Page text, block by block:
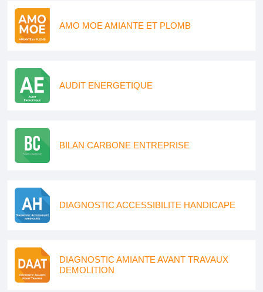
AMO MOE AMIANTE ET PLOMB
AUDIT ENERGETIQUE
BILAN CARBONE ENTREPRISE
DIAGNOSTIC ACCESSIBILITE HANDICAPE
DIAGNOSTIC AMIANTE AVANT TRAVAUX
DEMOLITION